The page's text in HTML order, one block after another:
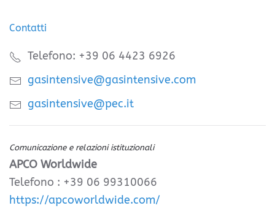
Contatti
Telefono: +39 06 4423 6926
gasintensive@gasintensive.com
gasintensive@pec.it
Comunicazione e relazioni istituzionali
APCO Worldwide
Telefono : +39 06 99310066
https://apcoworldwide.com/